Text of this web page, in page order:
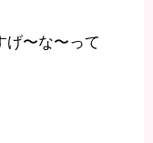
げ〜な〜って